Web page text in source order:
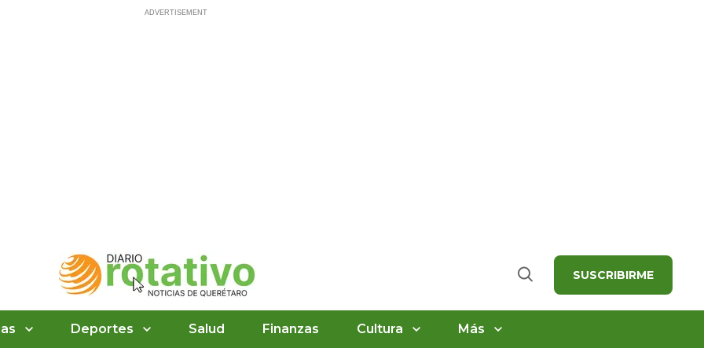
Buscar SUSCRIBIRME
Deportes Salud Finanzas Cultura Más